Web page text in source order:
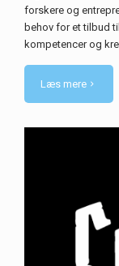
forskere og
behov for et tilbud
kompetencer og
Læs mere